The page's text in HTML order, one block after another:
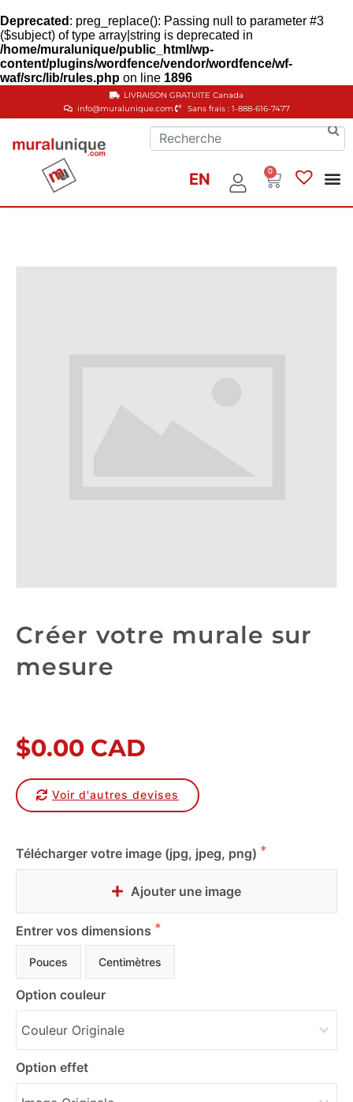
Deprecated : preg_replace(): Passing null to parameter #3
($subject) of type array|string is deprecated in
/home/muralunique/public_html/wp-
content/plugins/wordfence/vendor/wordfence/wf-
waf/src/lib/rules.php on line 1896
info@muralunique.com Sans frais : 1-888-616-7477
LIVRAISON GRATUITE Canada
EN 0
Créer votre murale sur
mesure
Voir d'autres devises
$0.00 CAD
Télécharger votre image (jpg, jpeg, png)
Ajouter une image
Entrer vos dimensions
Pouces Centimètres
Option couleur
Option effet